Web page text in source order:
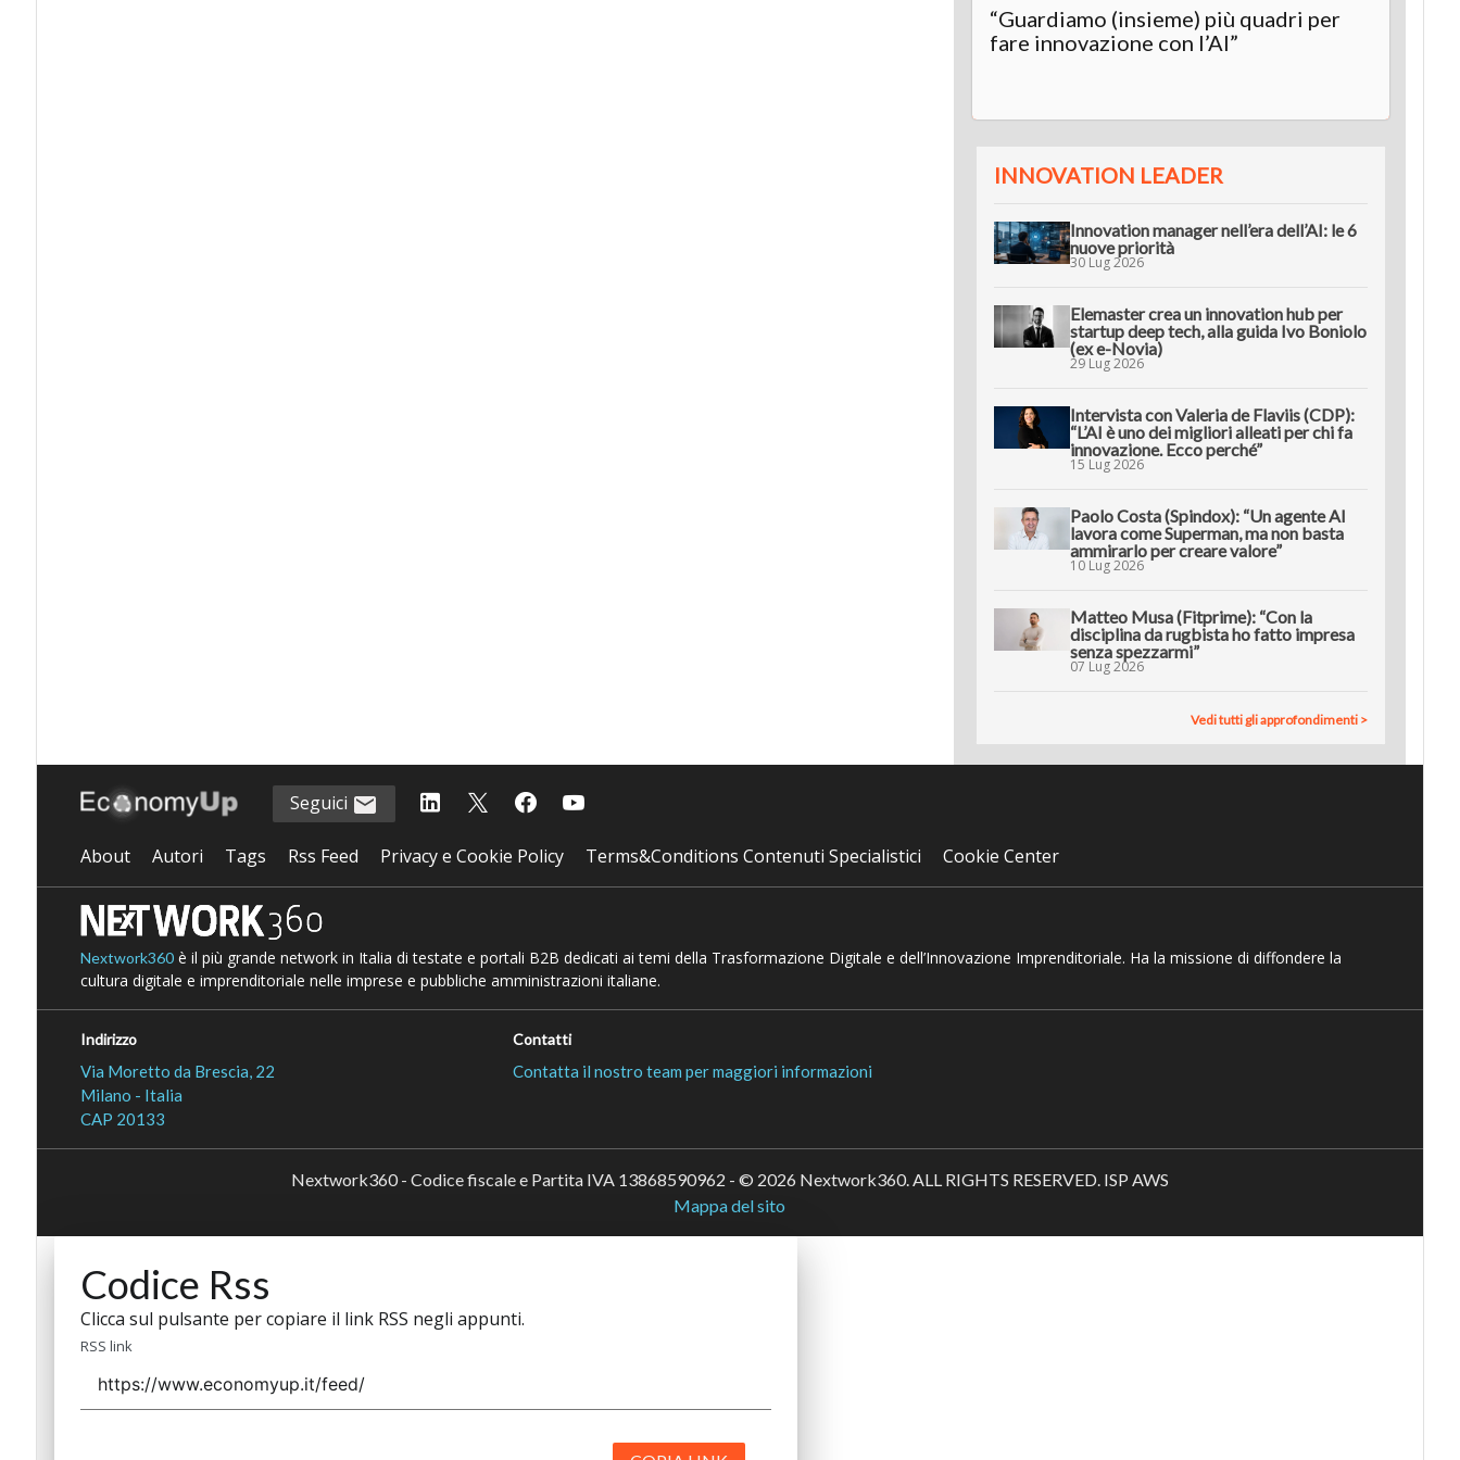
“Guardiamo (insieme) più quadri per
fare innovazione con l’AI”
INNOVATION LEADER
Innovation manager nell’era dell’AI: le 6
nuove priorità
30 Lug 2026
Elemaster crea un innovation hub per
startup deep tech, alla guida Ivo Boniolo
(ex e-Novia)
29 Lug 2026
Intervista con Valeria de Flaviis (CDP):
“L’AI è uno dei migliori alleati per chi fa
innovazione. Ecco perché”
15 Lug 2026
Paolo Costa (Spindox): “Un agente AI
lavora come Superman, ma non basta
ammirarlo per creare valore”
10 Lug 2026
Matteo Musa (Fitprime): “Con la
disciplina da rugbista ho fatto impresa
senza spezzarmi”
07 Lug 2026
Vedi tutti gli approfondimenti >
Seguici
About Autori Tags Rss Feed Privacy e Cookie Policy Terms&Conditions Contenuti Specialistici Cookie Center
Nextwork360è il più grande network in Italia di testate e portali B2B dedicati ai temi della Trasformazione Digitale e dell’Innovazione Imprenditoriale. Ha la missione di diffondere la
cultura digitale e imprenditoriale nelle imprese e pubbliche amministrazioni italiane.
Indirizzo
Via Moretto da Brescia, 22
Milano - Italia
CAP 20133
Contatti
Contatta il nostro team per maggiori informazioni
Nextwork360 - Codice fiscale e Partita IVA 13868590962 - © 2026 Nextwork360. ALL RIGHTS RESERVED. ISP AWS
Mappa del sito
Codice Rss
Clicca sul pulsante per copiare il link RSS negli appunti.
RSS link